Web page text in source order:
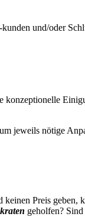
und/oder
konzeptionelle
jeweils nötige
Preis geben,
geholfen?